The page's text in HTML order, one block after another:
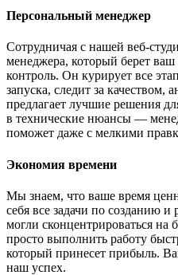
Персональный менеджер
Сотрудничая с нашей веб-
менеджера, который берет
контроль. Он курирует все
запуска, следит за качеством,
предлагает лучшие решения
в технические нюансы —
поможет даже с мелкими
Экономия времени
Мы знаем, что ваше время
себя все задачи по созданию
могли сконцентрироваться
просто выполнить работу
который принесет прибыль.
наш успех.